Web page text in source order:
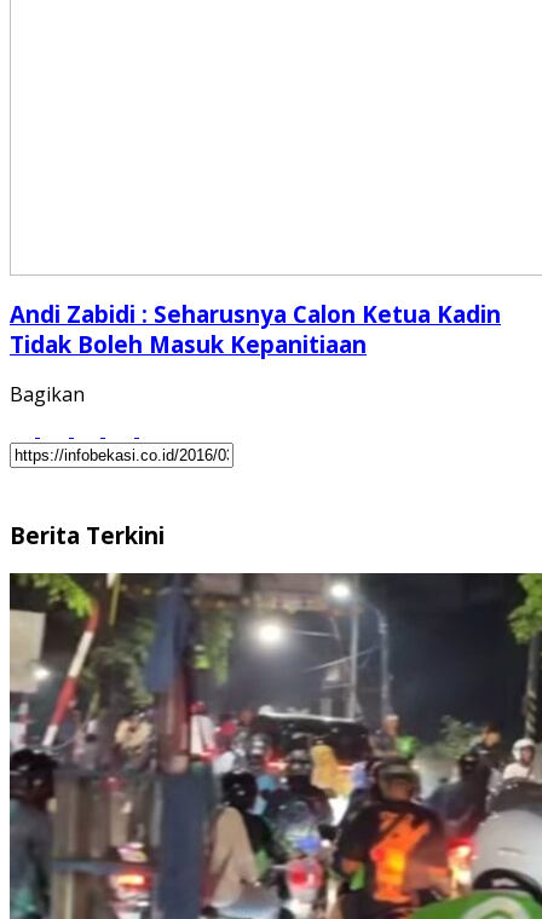
Andi Zabidi : Seharusnya Calon Ketua Kadin
Tidak Boleh Masuk Kepanitiaan
Bagikan
Berita Terkini